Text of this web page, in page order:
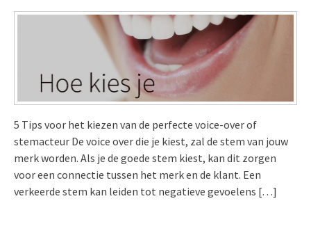
5 Tips voor het kiezen van de perfecte voice-over of
stemacteur De voice over die je kiest, zal de stem van jouw
merk worden. Als je de goede stem kiest, kan dit zorgen
voor een connectie tussen het merk en de klant. Een
verkeerde stem kan leiden tot negatieve gevoelens […]